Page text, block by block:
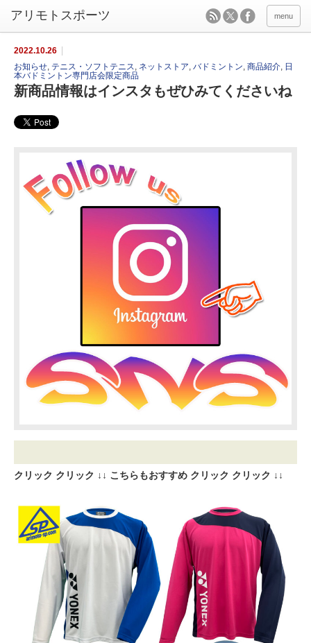
menu
2022.10.26
お知らせ, テニス・ソフトテニス, ネットストア, バドミントン, 商品紹介, 日
本バドミントン専門店会限定商品
新商品情報はインスタもぜひみてくださいね
クリック クリック ↓↓ こちらもおすすめ クリック クリック ↓↓